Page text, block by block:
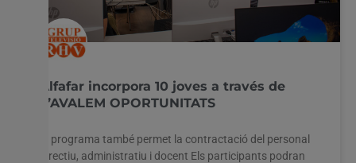
Alfafar incorpora 10 joves a través de
T’AVALEM OPORTUNITATS
El programa també permet la contractació del personal
directiu, administratiu i docent Els participants podran